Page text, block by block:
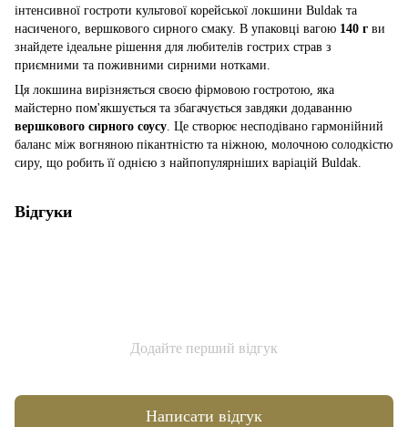
інтенсивної гостроти культової корейської локшини Buldak та
насиченого, вершкового сирного смаку. В упаковці вагою 140 г ви
знайдете ідеальне рішення для любителів гострих страв з
приємними та поживними сирними нотками.
Ця локшина вирізняється своєю фірмовою гостротою, яка
майстерно пом'якшується та збагачується завдяки додаванню
вершкового сирного соусу . Це створює несподівано гармонійний
баланс між вогняною пікантністю та ніжною, молочною солодкістю
сиру, що робить її однією з найпопулярніших варіацій Buldak.
Відгуки
Додайте перший відгук
Написати відгук